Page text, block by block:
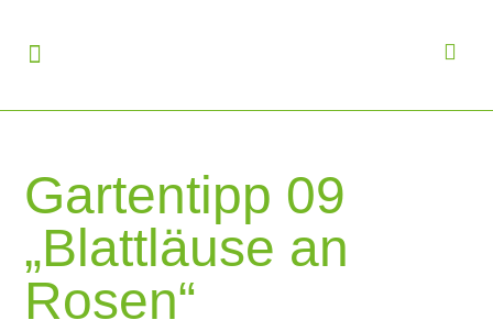
Gartentipp 09
„Blattläuse an
Rosen“